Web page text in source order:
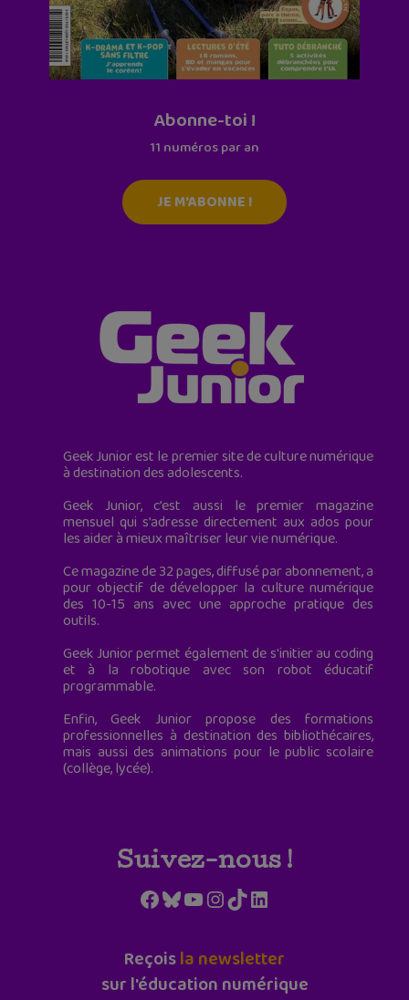
Abonne-toi !
11 numéros par an
JE M'ABONNE !
Geek Junior est le premier site de culture numérique
à destination des adolescents.
Geek Junior, c’est aussi le premier magazine
mensuel qui s’adresse directement aux ados pour
les aider à mieux maîtriser leur vie numérique.
Ce magazine de 32 pages, diffusé par abonnement, a
pour objectif de développer la culture numérique
des 10-15 ans avec une approche pratique des
outils.
Geek Junior permet également de s'initier au coding
et à la robotique avec son robot éducatif
programmable.
Enfin, Geek Junior propose des formations
professionnelles à destination des bibliothécaires,
mais aussi des animations pour le public scolaire
(collège, lycée).
Suivez-nous !
Facebook
Bluesky
YouTube
Instagram
TikTokLinkedIn
Reçoisla newsletter
sur l'éducation numérique